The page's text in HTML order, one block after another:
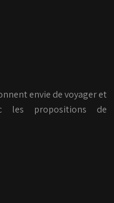
envie de voyager et
les propositions de